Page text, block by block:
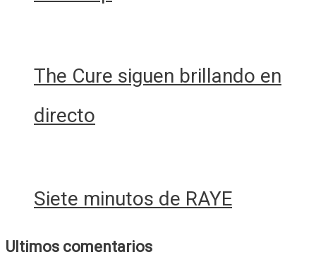
The Cure siguen brillando en
directo
Siete minutos de RAYE
Ultimos comentarios